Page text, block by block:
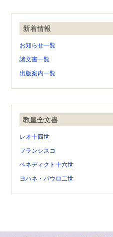
新着情報
お知らせ一覧
諸文書一覧
出版案内一覧
教皇全文書
レオ十四世
フランシスコ
ベネディクト十六世
ヨハネ・パウロ二世